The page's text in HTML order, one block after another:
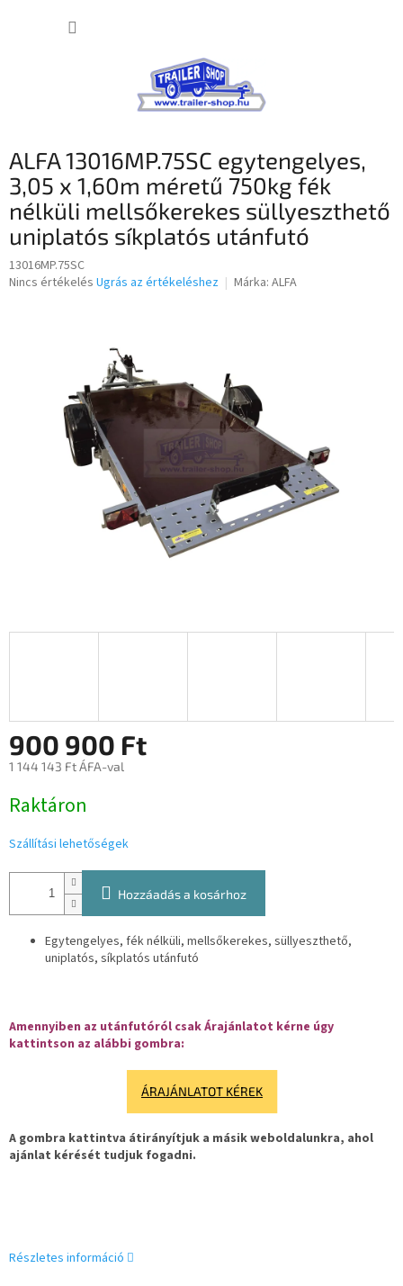
ALFA 13016MP.75SC egytengelyes,
3,05 x 1,60m méretű 750kg fék
nélküli mellsőkerekes süllyeszthető
uniplatós síkplatós utánfutó
13016MP.75SC
A
Nincs értékelés Ugrás az értékeléshez Márka: ALFA
900 900 Ft
1 144 143 Ft ÁFA-val
Raktáron
Szállítási lehetőségek
Hozzáadás a kosárhoz
Egytengelyes, fék nélküli, mellsőkerekes, süllyeszthető,
uniplatós, síkplatós utánfutó
Amennyiben az utánfutóról csak Árajánlatot kérne úgy
kattintson az alábbi gombra:
ÁRAJÁNLATOT KÉREK
A gombra kattintva átirányítjuk a másik weboldalunkra, ahol
ajánlat kérését tudjuk fogadni.
Részletes információ